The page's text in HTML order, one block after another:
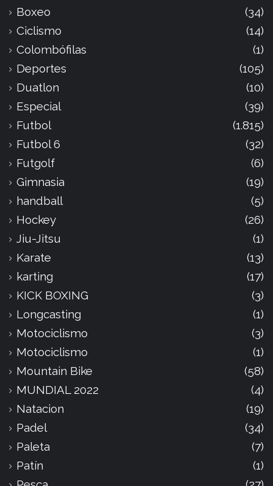
Boxeo
(34)
Ciclismo
(14)
Colombófilas
(1)
Deportes
(105)
Duatlon
(10)
Especial
(39)
Futbol
(1.815)
Futbol 6
(32)
Futgolf
(6)
Gimnasia
(19)
handball
(5)
Hockey
(26)
Jiu-Jitsu
(1)
Karate
(13)
karting
(17)
KICK BOXING
(3)
Longcasting
(1)
Motociclismo
(3)
Motociclismo
(1)
Mountain Bike
(58)
MUNDIAL 2022
(4)
Natacion
(19)
Padel
(34)
Paleta
(7)
Patín
(1)